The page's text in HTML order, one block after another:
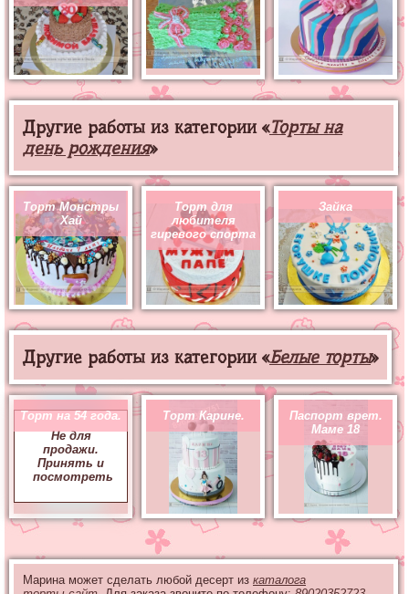
Другие работы из категории «Торты на
день рождения»
Торт Монстры
Хай
Торт для
любителя
гиревого спорта
Зайка
Другие работы из категории «Белые торты»
Торт на 54 года.
Не для
продажи.
Принять и
посмотреть
Торт Карине.
Паспорт врет.
Маме 18
Марина может сделать любой десерт из каталога